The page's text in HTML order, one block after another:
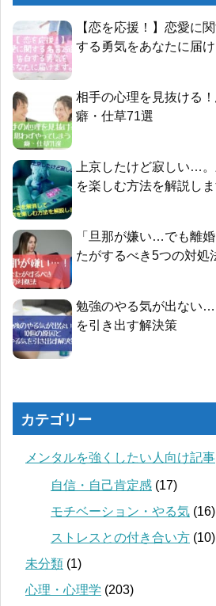
【恋を応援！】恋愛に
する勇気をあなたに届け
相手の心理を見抜ける
癖・仕草71選
上京したけど寂しい…
を楽しむ方法を解説し
「旦那が嫌い…でも離
たがするべき5つの対処
勉強のやる気が出ない
を引き出す解決策
カテゴリー
メンタルを強くしたい人向け記事
自信・自己肯定感 (17)
モチベーション・やる気 (16)
ストレスとの付き合い方 (10)
未分類 (1)
心理・心理学 (203)